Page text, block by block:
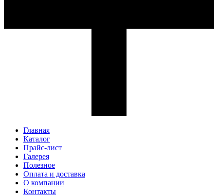
Главная
Каталог
Прайс-лист
Галерея
Полезное
Оплата и доставка
О компании
Контакты